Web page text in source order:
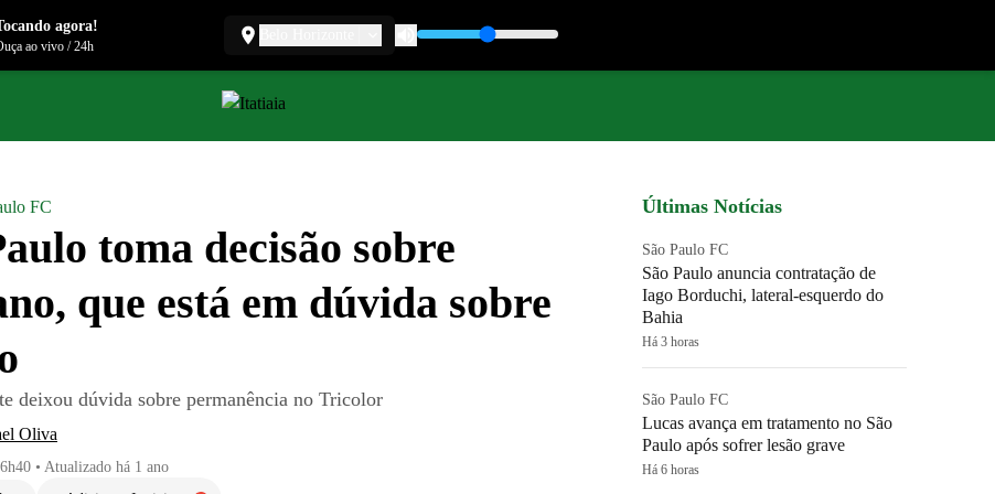
FC
toma decisão sobre
que está em dúvida sobre
deixou dúvida sobre permanência no Tricolor
Oliva
• Atualizado há 1 ano
Últimas Notícias
São Paulo FC
São Paulo anuncia contratação de
Iago Borduchi, lateral-esquerdo do
Bahia
Há 3 horas
São Paulo FC
Lucas avança em tratamento no São
Paulo após sofrer lesão grave
Há 6 horas
agora!
ao vivo/24h